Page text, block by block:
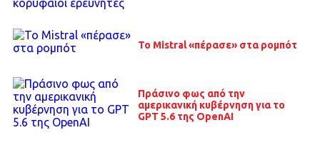
Το Mistral «πέρασε» στα ρομπότ
Πράσινο φως από την
αμερικανική κυβέρνηση για το
GPT 5.6 της OpenAI